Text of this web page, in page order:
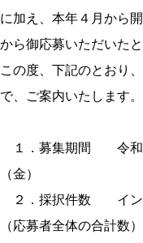
に加え、本年４月から
から御応募いただいたと
この度、下記のとおり
で、ご案内いたします。
１．募集期間 令和４
（金）
２．採択件数 イン
（応募者全体の合計数）